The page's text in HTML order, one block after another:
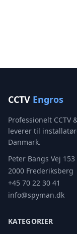
CCTV Engros
Professionelt
leverer til
Danmark.
Peter Bangs Vej 153
2000 Frederiksberg
+45 70 22 30 41
info@spyman.dk
KATEGORIER